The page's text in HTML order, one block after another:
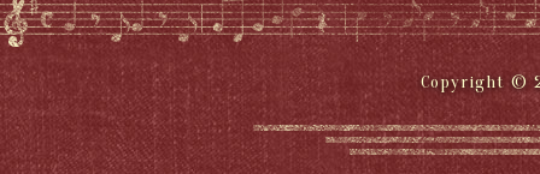
Copyright ©